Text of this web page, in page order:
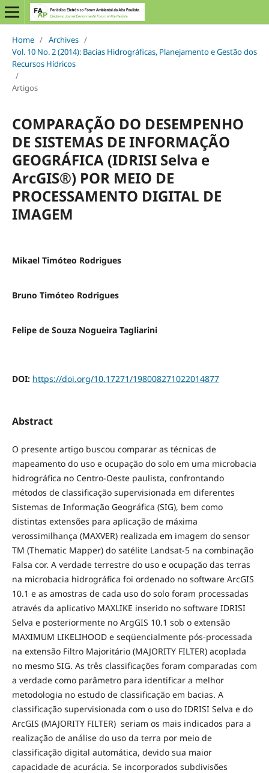
Home / Archives /
Vol. 10 No. 2 (2014): Bacias Hidrográficas, Planejamento e Gestão dos
Recursos Hídricos
/
Artigos
COMPARAÇÃO DO DESEMPENHO
DE SISTEMAS DE INFORMAÇÃO
GEOGRÁFICA (IDRISI Selva e
ArcGIS®) POR MEIO DE
PROCESSAMENTO DIGITAL DE
IMAGEM
Mikael Timóteo Rodrigues
Bruno Timóteo Rodrigues
Felipe de Souza Nogueira Tagliarini
DOI: https://doi.org/10.17271/198008271022014877
Abstract
O presente artigo buscou comparar as técnicas de
mapeamento do uso e ocupação do solo em uma microbacia
hidrográfica no Centro-Oeste paulista, confrontando
métodos de classificação supervisionada em diferentes
Sistemas de Informação Geográfica (SIG), bem como
distintas extensões para aplicação de máxima
verossimilhança (MAXVER) realizada em imagem do sensor
TM (Thematic Mapper) do satélite Landsat-5 na combinação
Falsa cor. A verdade terrestre do uso e ocupação das terras
na microbacia hidrográfica foi ordenado no software ArcGIS
10.1 e as amostras de cada uso do solo foram processadas
através da aplicativo MAXLIKE inserido no software IDRISI
Selva e posteriormente no ArgGIS 10.1 sob o extensão
MAXIMUM LIKELIHOOD e seqüencialmente pós-processada
na extensão Filtro Majoritário (MAJORITY FILTER) acoplada
no mesmo SIG. As três classificações foram comparadas com
a verdade como parâmetro para identificar a melhor
metodologia no estudo de classificação em bacias. A
classificação supervisionada com o uso do IDRISI Selva e do
ArcGIS (MAJORITY FILTER) seriam os mais indicados para a
realização de análise do uso da terra por meio de
classificação digital automática, devido sua maior
capacidade de acurácia. Se incorporados subdivisões